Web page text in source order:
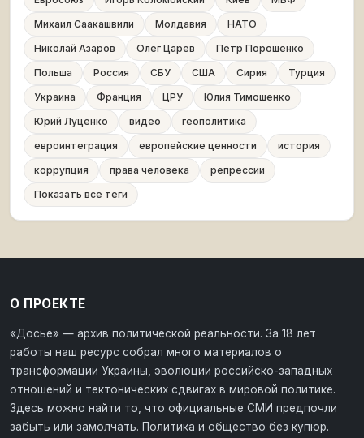
Михаил Саакашвили
Молдавия
НАТО
Николай Азаров
Олег Царев
Петр Порошенко
Польша
Россия СБУ США Сирия
Турция
Украина
Франция ЦРУ
Юлия Тимошенко
Юрий Луценко
видео
геополитика
евроинтеграция
европейские ценности
история
коррупция
права человека
репрессии
Показать все теги
О ПРОЕКТЕ
«Досье» — архив политической реальности. За 18 лет
работы наш ресурс собрал много материалов о
трансформации Украины, эволюции российско-западных
отношений и тектонических сдвигах в мировой политике.
Здесь можно найти то, что официальные СМИ предпочли
забыть или замолчать. Политика и общество без купюр.